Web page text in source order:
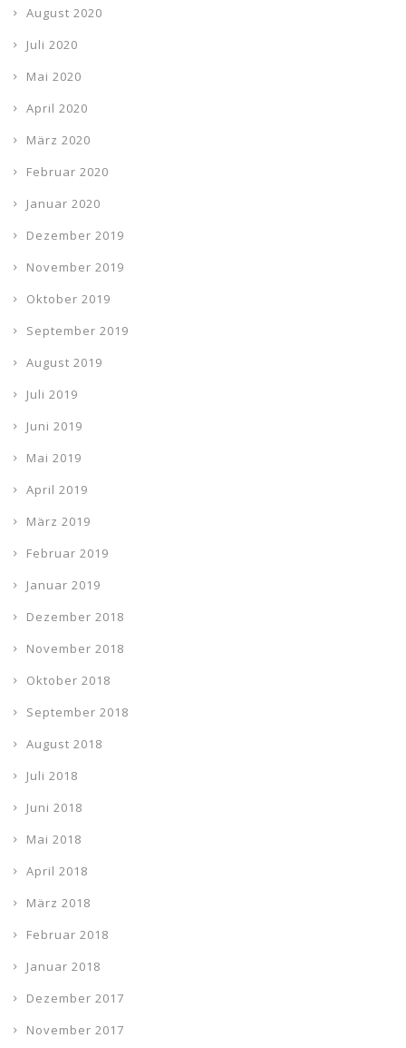
August 2020
Juli 2020
Mai 2020
April 2020
März 2020
Februar 2020
Januar 2020
Dezember 2019
November 2019
Oktober 2019
September 2019
August 2019
Juli 2019
Juni 2019
Mai 2019
April 2019
März 2019
Februar 2019
Januar 2019
Dezember 2018
November 2018
Oktober 2018
September 2018
August 2018
Juli 2018
Juni 2018
Mai 2018
April 2018
März 2018
Februar 2018
Januar 2018
Dezember 2017
November 2017